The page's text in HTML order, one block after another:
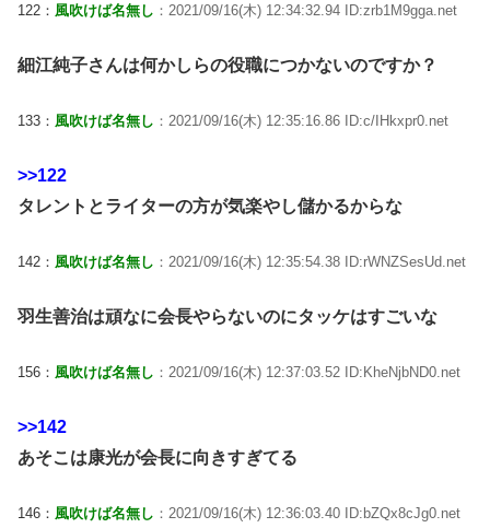
122： 風吹けば名無し ：2021/09/16(木) 12:34:32.94 ID:zrb1M9gga.net
細江純子さんは何かしらの役職につかないのですか？
133： 風吹けば名無し ：2021/09/16(木) 12:35:16.86 ID:c/IHkxpr0.net
>>122
タレントとライターの方が気楽やし儲かるからな
142： 風吹けば名無し ：2021/09/16(木) 12:35:54.38 ID:rWNZSesUd.net
羽生善治は頑なに会長やらないのにタッケはすごいな
156： 風吹けば名無し ：2021/09/16(木) 12:37:03.52 ID:KheNjbND0.net
>>142
あそこは康光が会長に向きすぎてる
146： 風吹けば名無し ：2021/09/16(木) 12:36:03.40 ID:bZQx8cJg0.net